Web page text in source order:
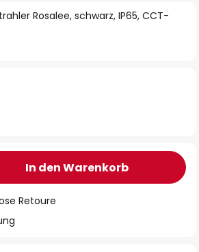
Rosalee, schwarz, IP65, CCT-
In den Warenkorb
Retoure